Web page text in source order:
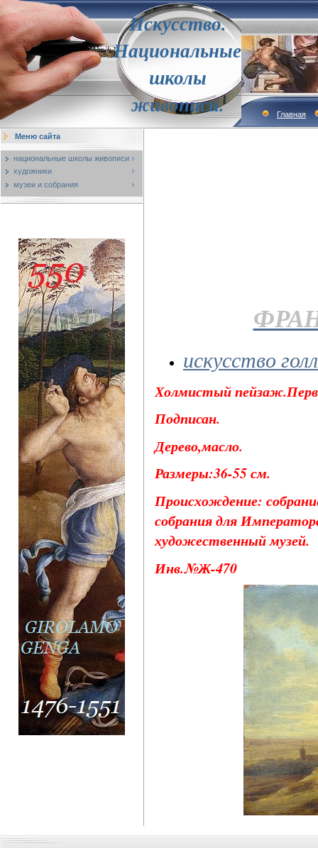
Искусство.
Национальные
школы
живописи.
Главная
Меню сайта
национальные школы живописи
художники
музеи и собрания
искусство
Холмистый
Подписан.
Дерево,масло.
Размеры:36-55 см.
Происхождение:
собрания для
художественный музей.
Инв.№Ж-470